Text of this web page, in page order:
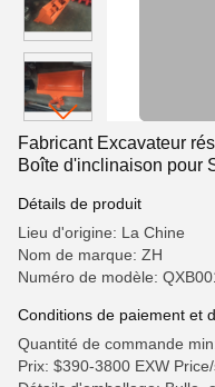
Fabricant Excavateur
Boîte d'inclinaison pour
Détails de produit
Lieu d'origine: La Chine
Nom de marque: ZH
Numéro de modèle:
Conditions de paiement et
Quantité de commande
Prix: $390-3800 EXW